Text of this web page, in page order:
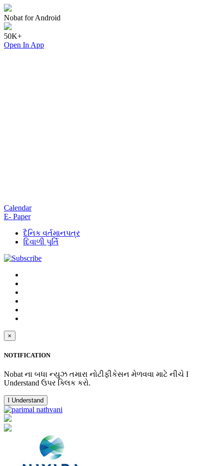
Nobat for Android
50K+
Open In App
Calendar
E- Paper
દૈનિક વર્તમાનપત્ર
દિવાળી પુર્તિ
×
NOTIFICATION
Nobat ના બધા ન્યુઝ તમારા નોટીફીકેસન મેળવવા માટે નીચે I
Understand ઉપર ક્લિક કરો.
I Understand